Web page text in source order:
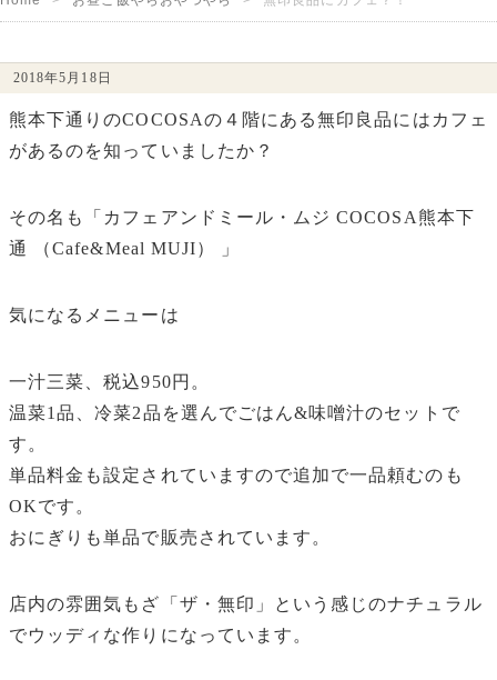
2018年5月18日
熊本下通りのCOCOSAの４階にある無印良品にはカフェ
があるのを知っていましたか？
その名も「カフェアンドミール・ムジ COCOSA熊本下
通 （Cafe&Meal MUJI） 」
気になるメニューは
一汁三菜、税込950円。
温菜1品、冷菜2品を選んでごはん&味噌汁のセットで
す。
単品料金も設定されていますので追加で一品頼むのも
OKです。
おにぎりも単品で販売されています。
店内の雰囲気もざ「ザ・無印」という感じのナチュラル
でウッディな作りになっています。